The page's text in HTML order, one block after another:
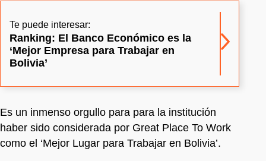
Te puede interesar:
Ranking: El Banco Económico es la
‘Mejor Empresa para Trabajar en
Bolivia’
Es un inmenso orgullo para para la institución
haber sido considerada por Great Place To Work
como el ‘Mejor Lugar para Trabajar en Bolivia’.